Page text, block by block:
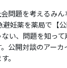
問題を考えるみん
妊薬を薬局で【
い、問題を知っ
公開対談のアー
。